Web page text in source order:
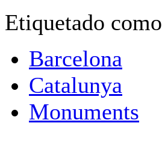
Etiquetado como
Barcelona
Catalunya
Monuments